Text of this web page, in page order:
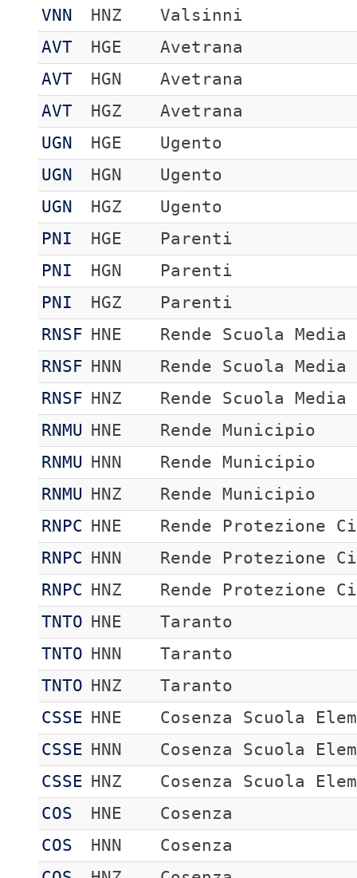
VNN
HNZ
Valsinni
AVT
HGE
Avetrana
AVT
HGN
Avetrana
AVT
HGZ
Avetrana
UGN
HGE
Ugento
UGN
HGN
Ugento
UGN
HGZ
Ugento
PNI
HGE
Parenti
PNI
HGN
Parenti
PNI
HGZ
Parenti
RNSF HNE
Rende Scuola Media
RNSF HNN
Rende Scuola Media
RNSF HNZ
Rende Scuola Media
RNMU HNE
Rende Municipio
RNMU HNN
Rende Municipio
RNMU HNZ
Rende Municipio
RNPC
HNE
Rende Protezione
RNPC
HNN
Rende Protezione
RNPC
HNZ
Rende Protezione
TNTO HNE
Taranto
TNTO HNN
Taranto
TNTO HNZ
Taranto
CSSE HNE
Cosenza Scuola
CSSE HNN
Cosenza Scuola
CSSE HNZ
Cosenza Scuola
COS
HNE
Cosenza
COS
HNN
Cosenza